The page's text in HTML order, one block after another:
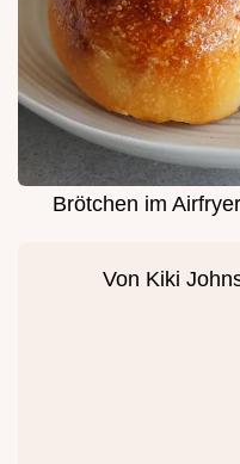
Brötchen im
Von Kiki